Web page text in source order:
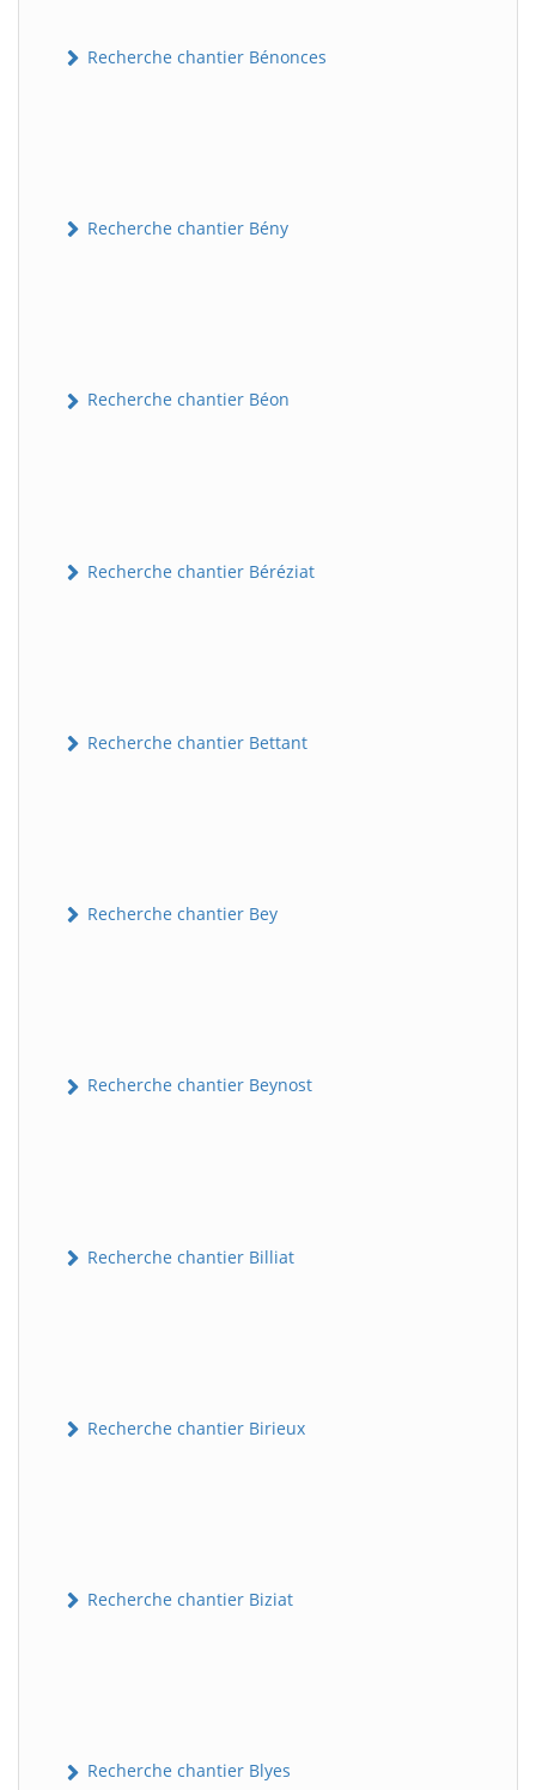
Recherche chantier Bénonces
Recherche chantier Bény
Recherche chantier Béon
Recherche chantier Béréziat
Recherche chantier Bettant
Recherche chantier Bey
Recherche chantier Beynost
Recherche chantier Billiat
Recherche chantier Birieux
Recherche chantier Biziat
Recherche chantier Blyes